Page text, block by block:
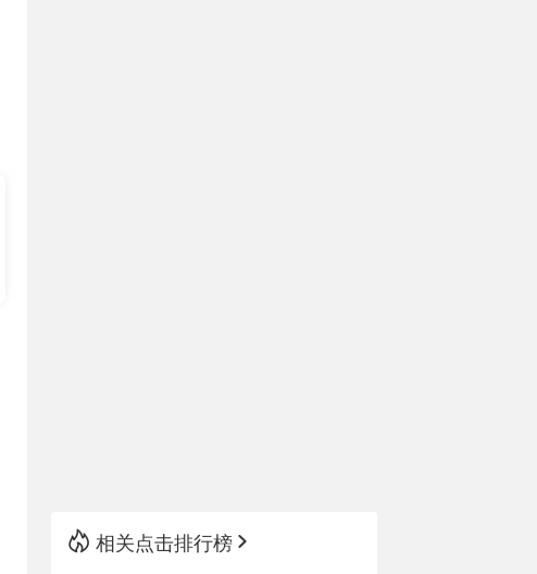
相关点击排行榜